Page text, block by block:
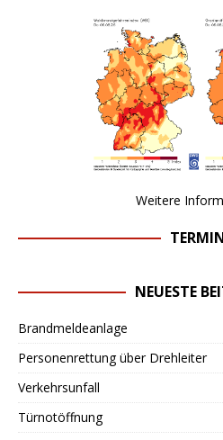
Weitere
NEUESTE
Brandmeldeanlage
Personenrettung über Drehleiter
Verkehrsunfall
Türnotöffnung